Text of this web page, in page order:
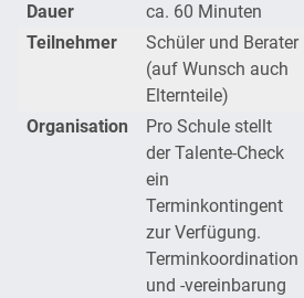
Dauer
ca. 60 Minuten
Teilnehmer
Schüler und Berater
(auf Wunsch auch
Elternteile)
Organisation
Pro Schule stellt
der Talente-Check
ein
Terminkontingent
zur Verfügung.
Terminkoordination
und -vereinbarung